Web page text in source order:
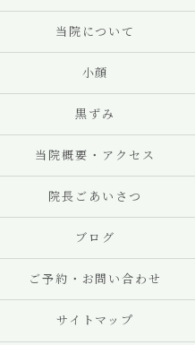
当院について
小顔
黒ずみ
当院概要・アクセス
院長ごあいさつ
ブログ
ご予約・お問い合わせ
サイトマップ